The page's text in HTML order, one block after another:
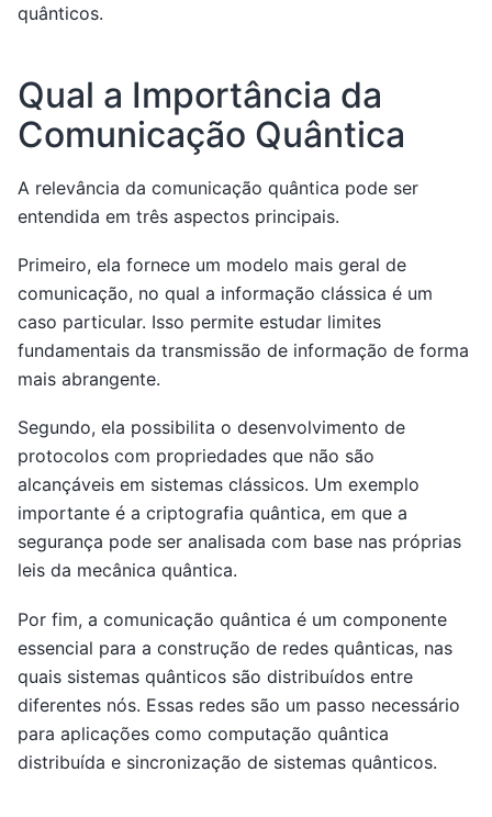
quânticos.
Qual a Importância da
Comunicação Quântica
A relevância da comunicação quântica pode ser
entendida em três aspectos principais.
Primeiro, ela fornece um modelo mais geral de
comunicação, no qual a informação clássica é um
caso particular. Isso permite estudar limites
fundamentais da transmissão de informação de forma
mais abrangente.
Segundo, ela possibilita o desenvolvimento de
protocolos com propriedades que não são
alcançáveis em sistemas clássicos. Um exemplo
importante é a criptografia quântica, em que a
segurança pode ser analisada com base nas próprias
leis da mecânica quântica.
Por fim, a comunicação quântica é um componente
essencial para a construção de redes quânticas, nas
quais sistemas quânticos são distribuídos entre
diferentes nós. Essas redes são um passo necessário
para aplicações como computação quântica
distribuída e sincronização de sistemas quânticos.